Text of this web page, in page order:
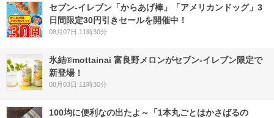
セブン‐イレブン「からあげ棒」「アメリカンドッグ」3
日間限定30円引きセールを開催中！
08月07日 11時30分
氷結®mottainai 富良野メロンがセブン‐イレブン限定で
新登場！
08月03日 11時30分
100均に便利なの出たよ～「1本丸ごとはかさばるの